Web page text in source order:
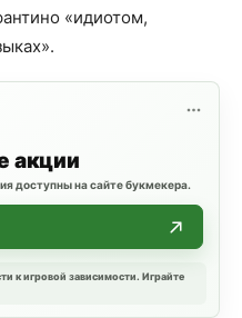
«идиотом,
акции
доступны на сайте букмекера.
к игровой зависимости. Играйте